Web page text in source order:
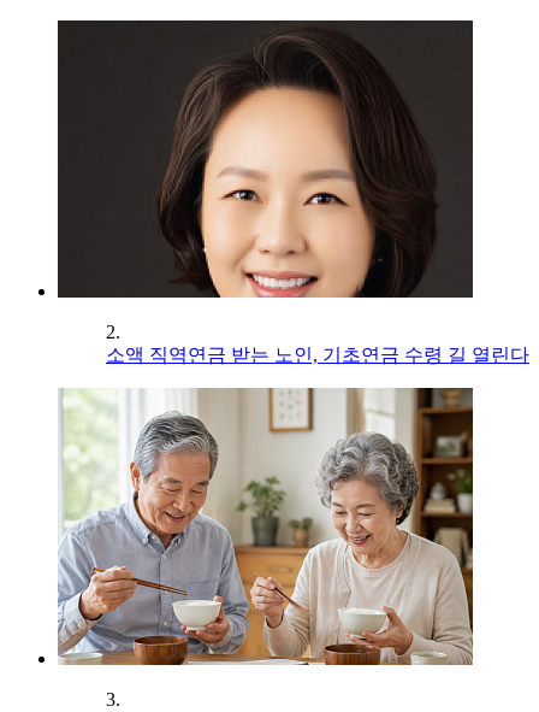
2.
소액 직역연금 받는 노인, 기초연금 수령 길 열린다
3.